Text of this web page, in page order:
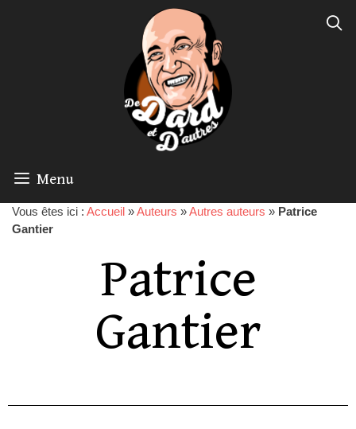
Menu
Vous êtes ici : Accueil »Auteurs »Autres auteurs » Patrice
Gantier
Patrice
Gantier